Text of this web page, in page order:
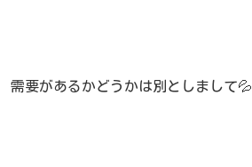
需要があるかどうかは別としまして💦